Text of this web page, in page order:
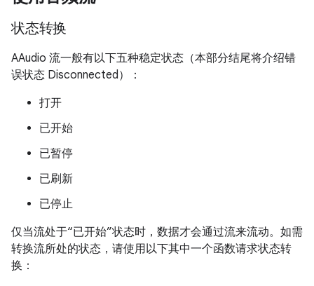
状态转换
AAudio 流一般有以下五种稳定状态（本部分结尾将介绍错
误状态 Disconnected）：
打开
已开始
已暂停
已刷新
已停止
仅当流处于“已开始”状态时，数据才会通过流来流动。如需
转换流所处的状态，请使用以下其中一个函数请求状态转
换：